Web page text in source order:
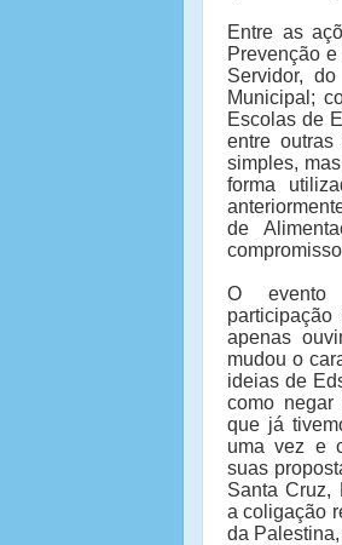
Entre as
Prevenção
Servidor,
Municipal;
Escolas de
entre
simples,
forma
de
O evento
apenas
mudou o
ideias de
como
que já
uma vez e
suas
Santa Cruz,
a coligação
da